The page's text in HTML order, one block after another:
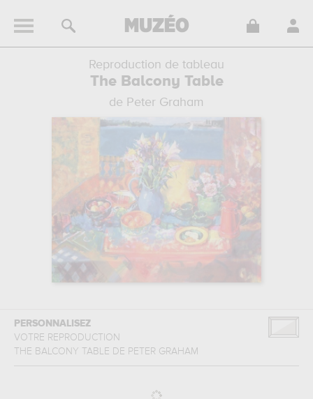
Reproduction de tableau
The Balcony Table
de Peter Graham
PERSONNALISEZ
VOTRE REPRODUCTION
THE BALCONY TABLE DE PETER GRAHAM